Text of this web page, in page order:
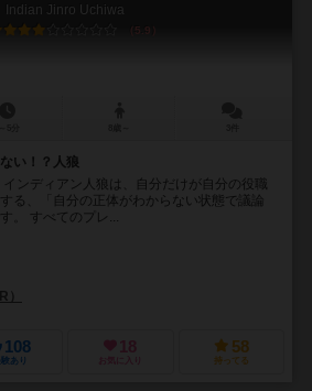
Indian Jinro Uchiwa
5.9
い！？人狼
インディアン人狼は、自分だけが自分の役職
る、「自分の正体がわからない状態で議論
。 すべてのプレ...
108
験あり
18
お気に入り
58
持ってる